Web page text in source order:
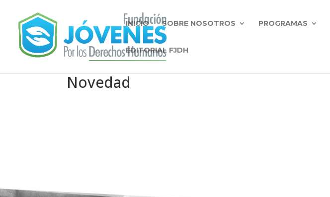
INICIO SOBRE NOSOTROS PROGRAMAS
EDITORIAL FJDH
Novedad